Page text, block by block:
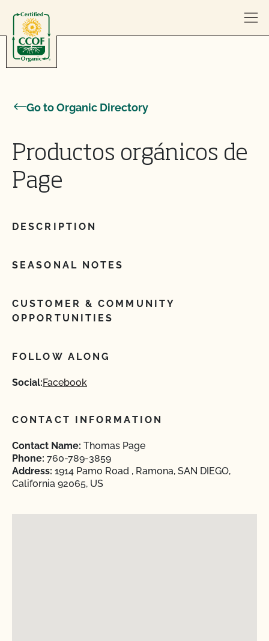
Go to Organic Directory
Productos orgánicos de
Page
DESCRIPTION
SEASONAL NOTES
CUSTOMER & COMMUNITY
OPPORTUNITIES
FOLLOW ALONG
Social:Facebook
CONTACT INFORMATION
Contact Name: Thomas Page
Phone: 760-789-3859
Address: 1914 Pamo Road , Ramona, SAN DIEGO,
California 92065, US